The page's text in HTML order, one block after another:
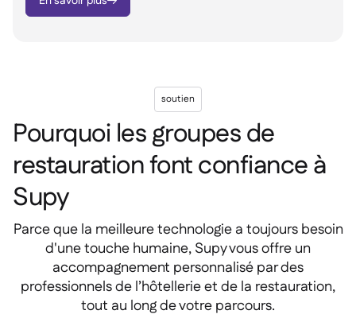
soutien
Pourquoi les groupes de
restauration font confiance à
Supy
Parce que la meilleure technologie a toujours besoin
d'une touche humaine, Supy vous offre un
accompagnement personnalisé par des
professionnels de l’hôtellerie et de la restauration,
tout au long de votre parcours.